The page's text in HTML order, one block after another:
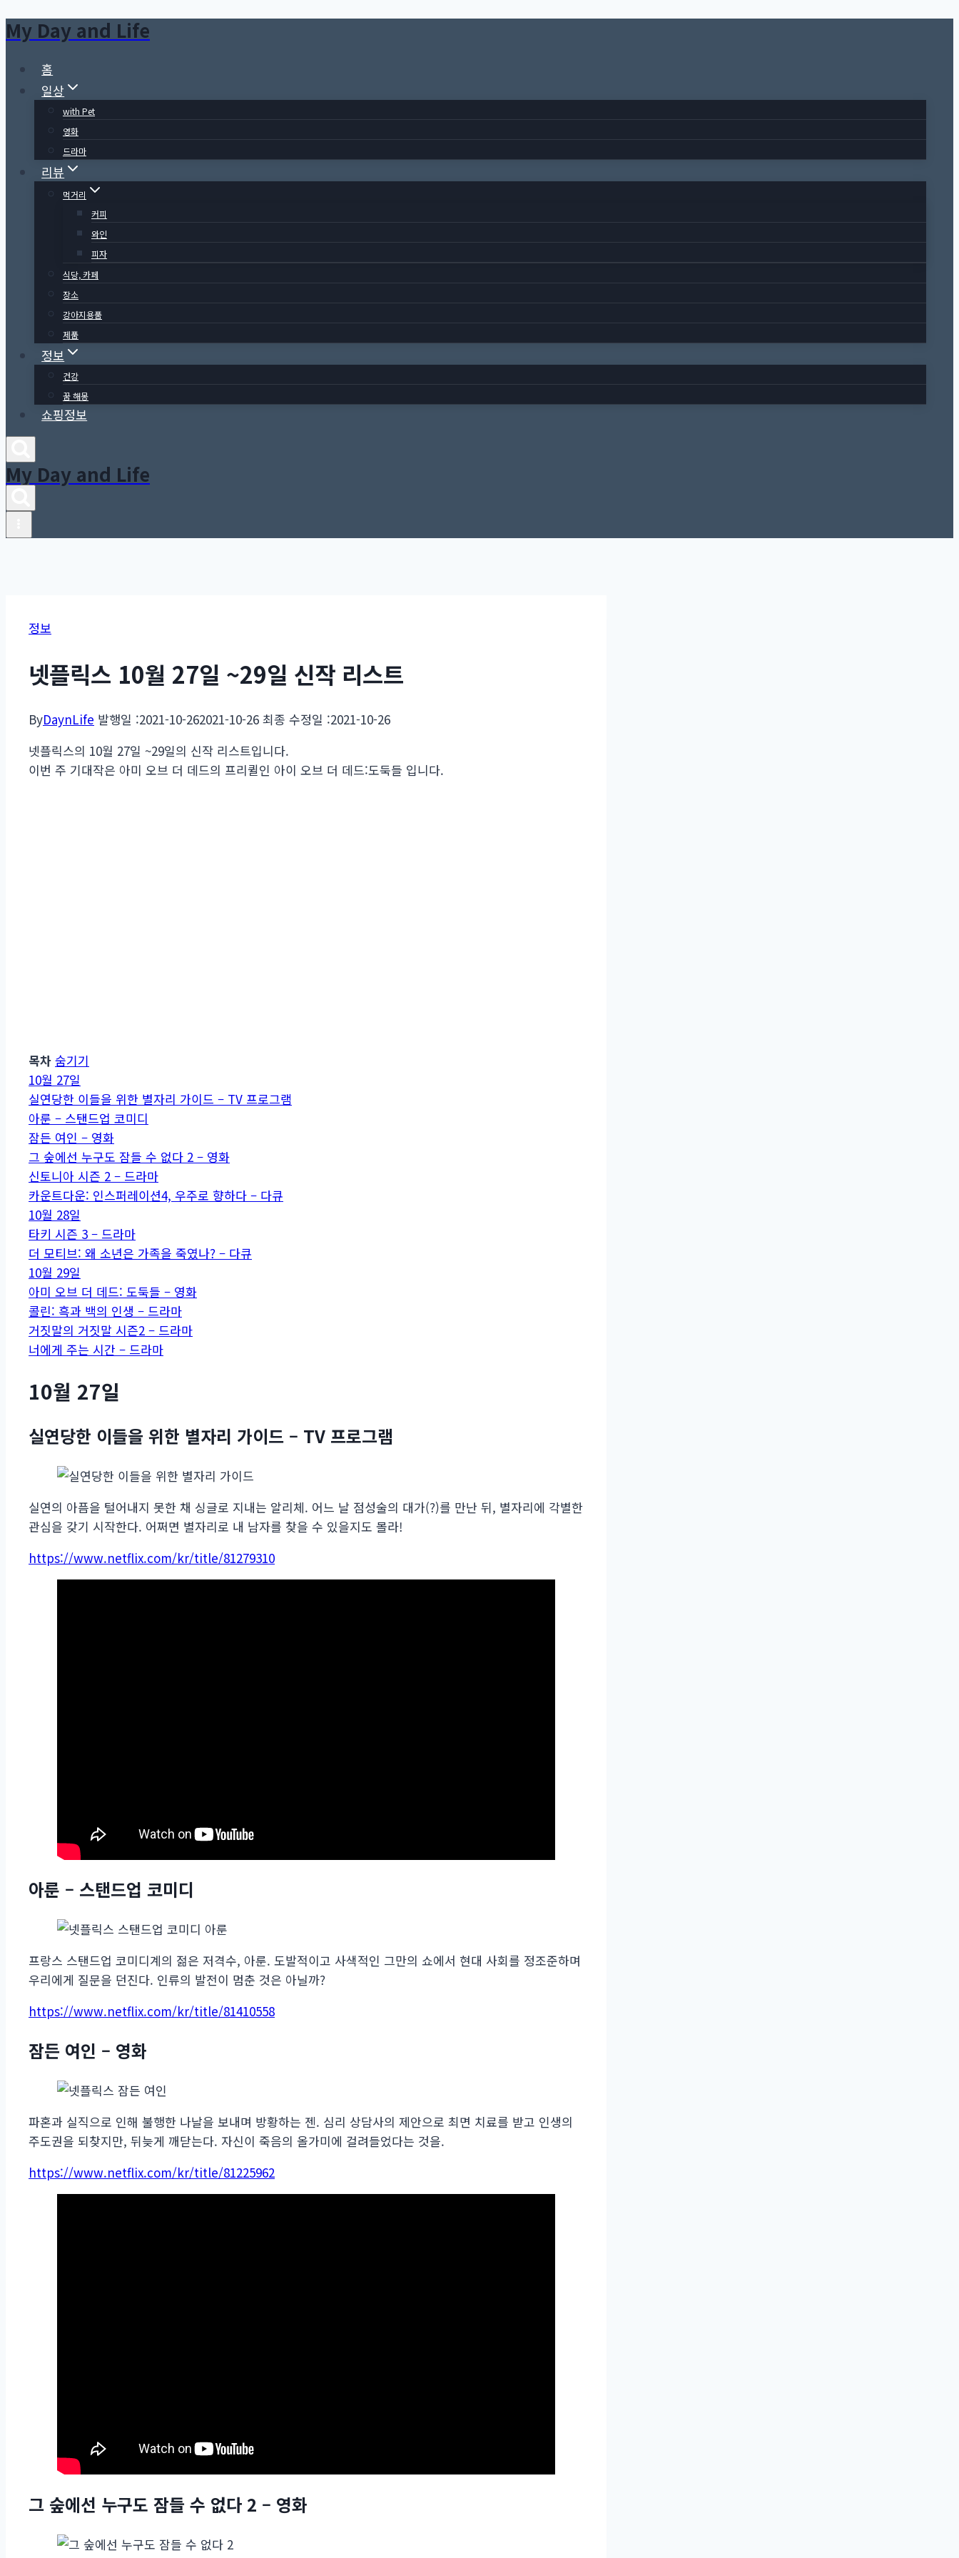
Skip
to
content
My Day and Life
홈
일상
with Pet
영화
드라마
리뷰
먹거리
커피
와인
피자
식당, 카페
장소
강아지용품
제품
정보
건강
꿈 해몽
쇼핑정보
My Day and Life
정보
넷플릭스 10월 27일 ~29일 신작 리스트
ByDaynLife 발행일 :2021-10-262021-10-26 최종 수정일 :2021-10-26
넷플릭스의 10월 27일 ~29일의 신작 리스트입니다.
이번 주 기대작은 아미 오브 더 데드의 프리퀼인 아이 오브 더 데드:도둑들 입니다.
목차 숨기기
10월 27일
실연당한 이들을 위한 별자리 가이드 – TV 프로그램
아룬 – 스탠드업 코미디
잠든 여인 – 영화
그 숲에선 누구도 잠들 수 없다 2 – 영화
신토니아 시즌 2 – 드라마
카운트다운: 인스퍼레이션4, 우주로 향하다 – 다큐
10월 28일
타키 시즌 3 – 드라마
더 모티브: 왜 소년은 가족을 죽였나? – 다큐
10월 29일
아미 오브 더 데드: 도둑들 – 영화
콜린: 흑과 백의 인생 – 드라마
거짓말의 거짓말 시즌2 – 드라마
너에게 주는 시간 – 드라마
10월 27일
실연당한 이들을 위한 별자리 가이드 – TV 프로그램
실연의 아픔을 털어내지 못한 채 싱글로 지내는 알리체. 어느 날 점성술의 대가(?)를 만난 뒤, 별자리에 각별한
관심을 갖기 시작한다. 어쩌면 별자리로 내 남자를 찾을 수 있을지도 몰라!
https://www.netflix.com/kr/title/81279310
아룬 – 스탠드업 코미디
프랑스 스탠드업 코미디계의 젊은 저격수, 아룬. 도발적이고 사색적인 그만의 쇼에서 현대 사회를 정조준하며
우리에게 질문을 던진다. 인류의 발전이 멈춘 것은 아닐까?
https://www.netflix.com/kr/title/81410558
잠든 여인 – 영화
파혼과 실직으로 인해 불행한 나날을 보내며 방황하는 젠. 심리 상담사의 제안으로 최면 치료를 받고 인생의
주도권을 되찾지만, 뒤늦게 깨닫는다. 자신이 죽음의 올가미에 걸려들었다는 것을.
https://www.netflix.com/kr/title/81225962
그 숲에선 누구도 잠들 수 없다 2 – 영화